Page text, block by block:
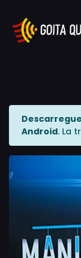
Android. La